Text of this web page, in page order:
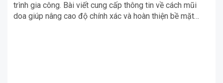
trình gia công. Bài viết cung cấp thông tin về cách mũi
doa giúp nâng cao độ chính xác và hoàn thiện bề mặt